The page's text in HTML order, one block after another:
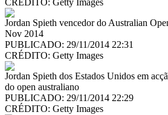
CRÉDITO: Getty Images
Jordan Spieth vencedor do Australian
Nov 2014
PUBLICADO: 29/11/2014 22:31
CRÉDITO: Getty Images
Jordan Spieth dos Estados Unidos em
do open australiano
PUBLICADO: 29/11/2014 22:29
CRÉDITO: Getty Images